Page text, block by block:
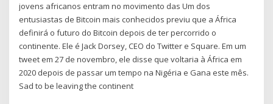
jovens africanos entram no movimento das Um dos
entusiastas de Bitcoin mais conhecidos previu que a África
definirá o futuro do Bitcoin depois de ter percorrido o
continente. Ele é Jack Dorsey, CEO do Twitter e Square. Em um
tweet em 27 de novembro, ele disse que voltaria à África em
2020 depois de passar um tempo na Nigéria e Gana este mês.
Sad to be leaving the continent